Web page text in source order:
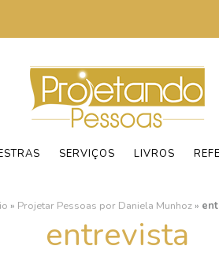
SERVIÇOS LIVROS
» Projetar Pessoas por Daniela Munhoz»
entrevista